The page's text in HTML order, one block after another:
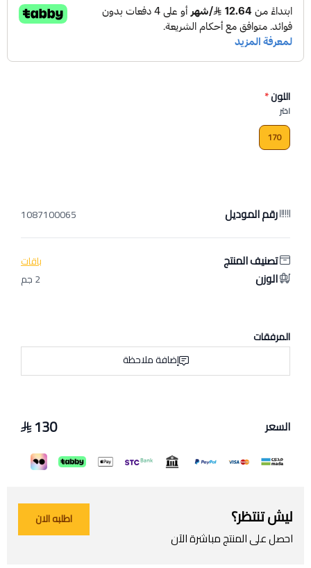
اللون*
اختر
170
رقم الموديل 1087100065
تصنيف المنتج باقات
الوزن 2 جم
المرفقات
إضافة ملاحظة
السعر 130
ليش تنتظر؟
احصل على المنتج مباشرة الآن
اطلبه الان